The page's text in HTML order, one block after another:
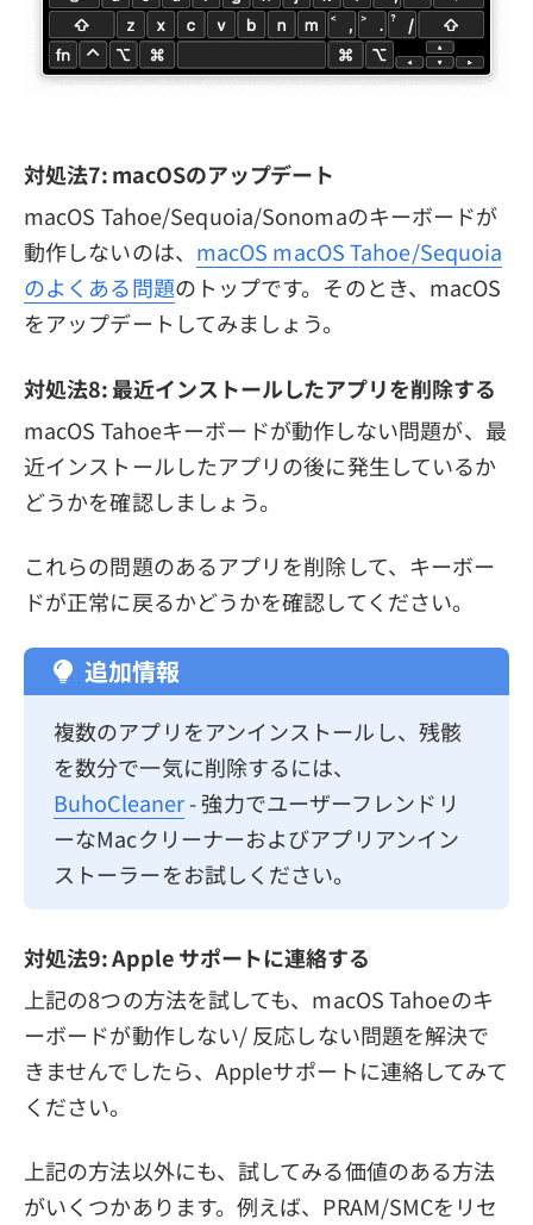
対処法7: macOSのアップデート
macOS Tahoe/Sequoia/Sonomaのキーボードが
動作しないのは、 macOS macOS Tahoe/Sequoia
のよくある問題のトップです。そのとき、macOS
をアップデートしてみましょう。
対処法8: 最近インストールしたアプリを削除する
macOS Tahoeキーボードが動作しない問題が、最
近インストールしたアプリの後に発生しているか
どうかを確認しましょう。
これらの問題のあるアプリを削除して、キーボー
ドが正常に戻るかどうかを確認してください。
追加情報
複数のアプリをアンインストールし、残骸
を数分で一気に削除するには、
BuhoCleaner- 強力でユーザーフレンドリ
ーなMacクリーナーおよびアプリアンイン
ストーラーをお試しください。
対処法9: Apple サポートに連絡する
上記の8つの方法を試しても、macOS Tahoeのキ
ーボードが動作しない/ 反応しない問題を解決で
きませんでしたら、Appleサポートに連絡してみて
ください。
上記の方法以外にも、試してみる価値のある方法
がいくつかあります。例えば、PRAM/SMCをリセ